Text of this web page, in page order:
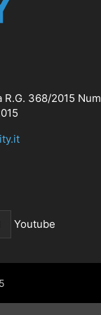
368/2015
Youtube